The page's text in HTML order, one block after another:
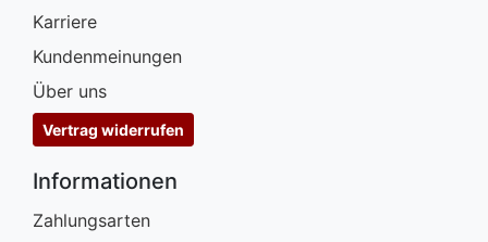
Karriere
Kundenmeinungen
Über uns
Vertrag widerrufen
Informationen
Zahlungsarten